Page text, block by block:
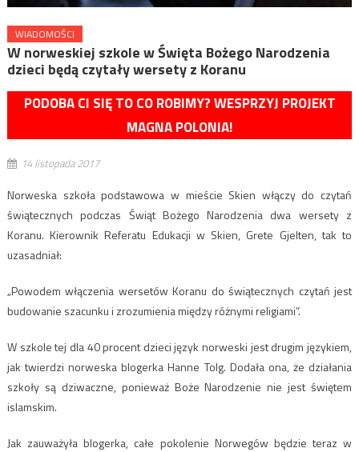
WIADOMOŚCI
W norweskiej szkole w Święta Bożego Narodzenia
dzieci będą czytały wersety z Koranu
PODOBA CI SIĘ TO CO ROBIMY? WESPRZYJ PROJEKT
MAGNA POLONIA!
14 listopada 2017
Norweska szkoła podstawowa w mieście Skien włączy do czytań
świątecznych podczas Świąt Bożego Narodzenia dwa wersety z
Koranu. Kierownik Referatu Edukacji w Skien, Grete Gjelten, tak to
uzasadniał:
„Powodem włączenia wersetów Koranu do świątecznych czytań jest
budowanie szacunku i zrozumienia między różnymi religiami”.
W szkole tej dla 40 procent dzieci język norweski jest drugim językiem,
jak twierdzi norweska blogerka Hanne Tolg. Dodała ona, że działania
szkoły są dziwaczne, ponieważ Boże Narodzenie nie jest świętem
islamskim.
Jak zauważyła blogerka, całe pokolenie Norwegów będzie teraz w